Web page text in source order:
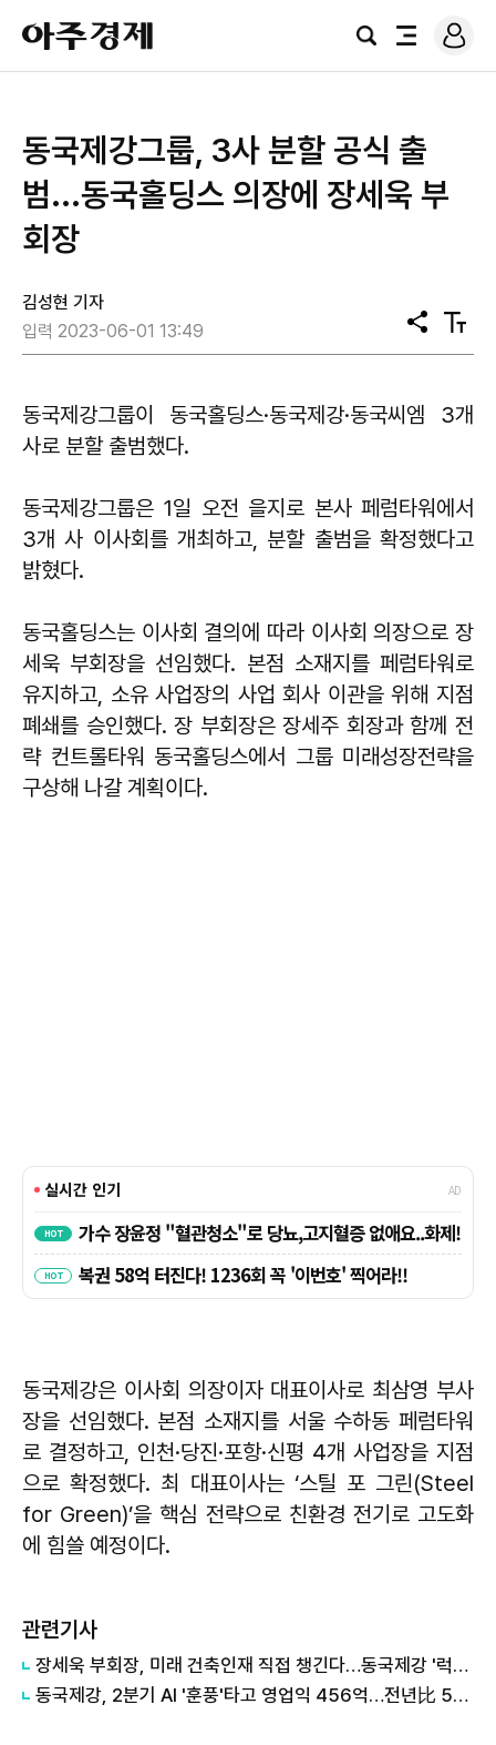
아
주
경
검
전
로
그
동국제강그룹, 3사 분할 공식 출
범...동국홀딩스 의장에 장세욱 부
회장
김성현 기자
입력 2023-06-01 13:49
공
유
텍
스
기
동국제강그룹이 동국홀딩스·동국제강·동국씨엠 3개
사로 분할 출범했다.
동국제강그룹은 1일 오전 을지로 본사 페럼타워에서
3개 사 이사회를 개최하고, 분할 출범을 확정했다고
밝혔다.
동국홀딩스는 이사회 결의에 따라 이사회 의장으로 장
세욱 부회장을 선임했다. 본점 소재지를 페럼타워로
유지하고, 소유 사업장의 사업 회사 이관을 위해 지점
폐쇄를 승인했다. 장 부회장은 장세주 회장과 함께 전
략 컨트롤타워 동국홀딩스에서 그룹 미래성장전략을
구상해 나갈 계획이다.
동국제강은 이사회 의장이자 대표이사로 최삼영 부사
장을 선임했다. 본점 소재지를 서울 수하동 페럼타워
로 결정하고, 인천·당진·포항·신평 4개 사업장을 지점
으로 확정했다. 최 대표이사는 ‘스틸 포 그린(Steel
for Green)’을 핵심 전략으로 친환경 전기로 고도화
에 힘쓸 예정이다.
관련기사
장세욱 부회장, 미래 건축인재 직접 챙긴다…동국제강 '럭스틸리에' 임명
동국제강, 2분기 AI '훈풍'타고 영업익 456억…전년比 52.3%↑